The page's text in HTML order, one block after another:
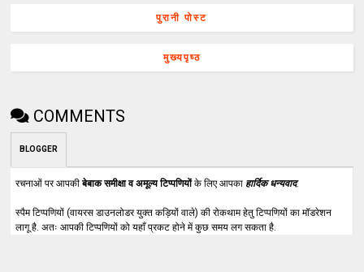
पुरानी पोस्ट
मुख्यपृष्ठ
COMMENTS
BLOGGER
रचनाओं पर आपकीबेबाक समीक्षा व अमूल्य टिप्पणियोंके लिए आपका हार्दिक धन्यवाद.
स्पैम टिप्पणियों (वायरस डाउनलोडर युक्त कड़ियों वाले) की रोकथाम हेतु टिप्पणियों का मॉडरेशन
लागू है. अतः आपकी टिप्पणियों को यहाँ प्रकट होने में कुछ समय लग सकता है.